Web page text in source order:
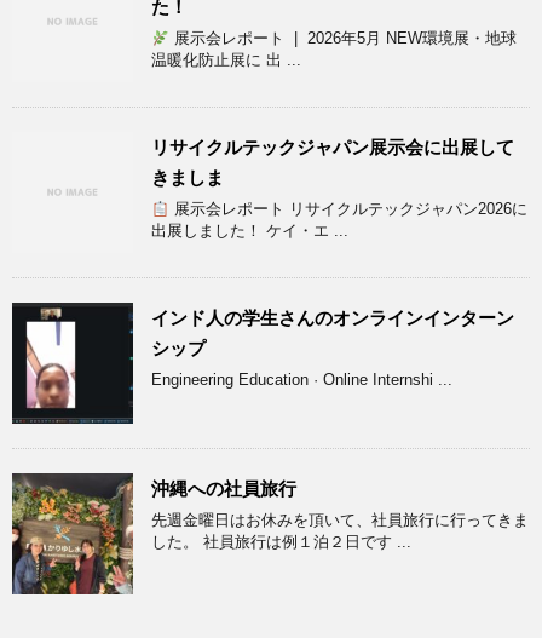
た！
展示会レポート | 2026年5月 NEW環境展・地球
温暖化防止展に 出 ...
リサイクルテックジャパン展示会に出展して
きましま
展示会レポート リサイクルテックジャパン2026に
出展しました！ ケイ・エ ...
インド人の学生さんのオンラインインターン
シップ
Engineering Education · Online Internshi ...
沖縄への社員旅行
先週金曜日はお休みを頂いて、社員旅行に行ってきま
した。 社員旅行は例１泊２日です ...